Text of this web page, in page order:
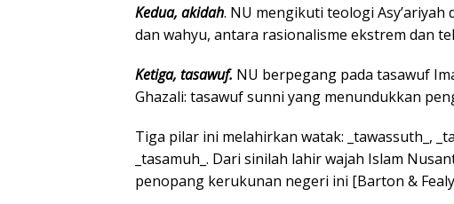
Kedua, akidah. NU mengikuti teologi
dan wahyu, antara rasionalisme ekstrem dan
Ketiga, tasawuf. NU berpegang pada tasawuf
Ghazali: tasawuf sunni yang menundukkan
Tiga pilar ini melahirkan watak: _tawassuth_,
_tasamuh_. Dari sinilah lahir wajah Islam
penopang kerukunan negeri ini [Barton &